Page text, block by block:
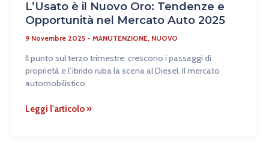
L’Usato è il Nuovo Oro: Tendenze e
Opportunità nel Mercato Auto 2025
9 Novembre 2025 - MANUTENZIONE, NUOVO
Il punto sul terzo trimestre: crescono i passaggi di
proprietà e l’ibrido ruba la scena al Diesel. Il mercato
automobilistico
Leggi l'articolo »